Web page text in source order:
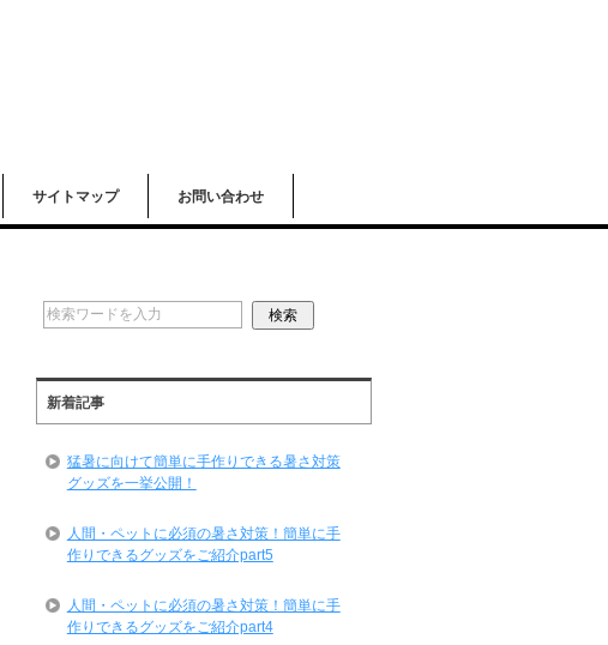
サイトマップ お問い合わせ
新着記事
猛暑に向けて簡単に手作りできる暑さ対策
グッズを一挙公開！
人間・ペットに必須の暑さ対策！簡単に手
作りできるグッズをご紹介part5
人間・ペットに必須の暑さ対策！簡単に手
作りできるグッズをご紹介part4